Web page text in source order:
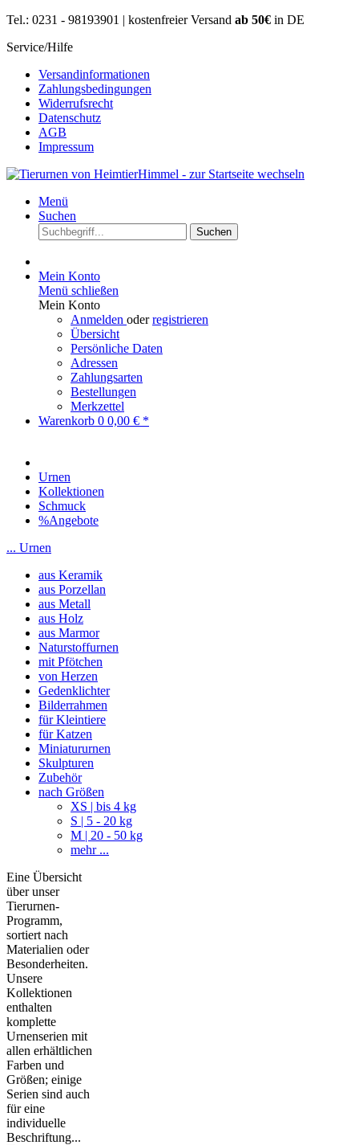
Tel.: 0231 - 98193901 | kostenfreier Versand ab 50€ in DE
Service/Hilfe
Versandinformationen
Zahlungsbedingungen
Widerrufsrecht
Datenschutz
AGB
Impressum
Menü
Suchen
Suchen
Mein Konto
Menü schließen
Mein Konto
Anmelden oderregistrieren
Übersicht
Persönliche Daten
Adressen
Zahlungsarten
Bestellungen
Merkzettel
Warenkorb 0 0,00 € *
Urnen
Kollektionen
Schmuck
%Angebote
... Urnen
aus Keramik
aus Porzellan
aus Metall
aus Holz
aus Marmor
Naturstoffurnen
mit Pfötchen
von Herzen
Gedenklichter
Bilderrahmen
für Kleintiere
für Katzen
Miniatururnen
Skulpturen
Zubehör
nach Größen
XS | bis 4 kg
S | 5 - 20 kg
M | 20 - 50 kg
mehr ...
Eine Übersicht
über unser
Tierurnen-
Programm,
sortiert nach
Materialien oder
Besonderheiten.
Unsere
Kollektionen
enthalten
komplette
Urnenserien mit
allen erhältlichen
Farben und
Größen; einige
Serien sind auch
für eine
individuelle
Beschriftung...